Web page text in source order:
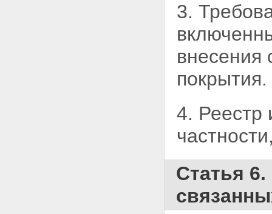
3.
внесения
покрытия.
4. Реестр
Статья